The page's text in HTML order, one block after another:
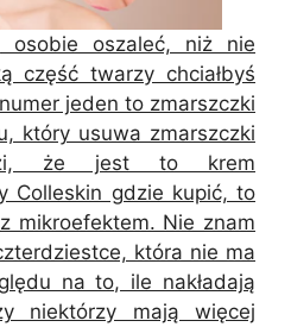
oszaleć, niż nie
część twarzy chciałbyś
jeden to zmarszczki
który usuwa zmarszczki
że jest to krem
Colleskin gdzie kupić, to
mikroefektem. Nie znam
która nie ma
na to, ile nakładają
niektórzy mają więcej